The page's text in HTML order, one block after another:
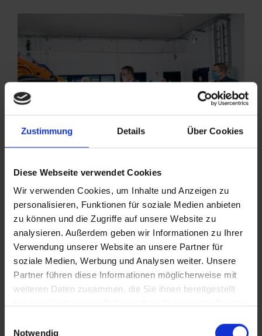
Zustimmung Details Über Cookies
Diese Webseite verwendet Cookies
Wir verwenden Cookies, um Inhalte und Anzeigen zu
personalisieren, Funktionen für soziale Medien anbieten
zu können und die Zugriffe auf unsere Website zu
analysieren. Außerdem geben wir Informationen zu Ihrer
Verwendung unserer Website an unsere Partner für
soziale Medien, Werbung und Analysen weiter. Unsere
Partner führen diese Informationen möglicherweise mit
weiteren Daten zusammen, die Sie ihnen bereitgestellt
Weitere Informationen zur Datenverarbeitung stehen in
Notwendig